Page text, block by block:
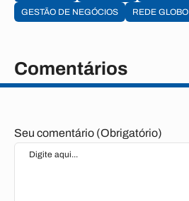
GESTÃO DE NEGÓCIOS
REDE GLOBO
Comentários
Seu comentário (Obrigatório)